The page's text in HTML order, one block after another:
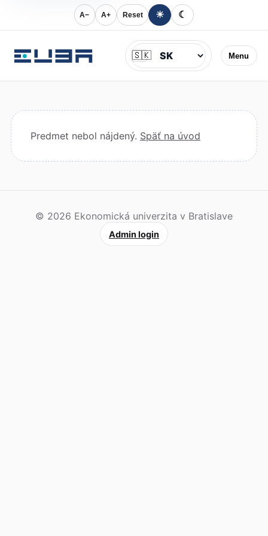
A− A+ Reset ☀ ☾
Menu
Jazyk
🇸🇰
Predmet nebol nájdený. Späť na úvod
© 2026 Ekonomická univerzita v Bratislave
Admin login